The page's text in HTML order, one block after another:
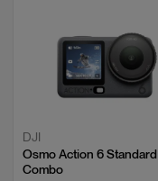
DJI
Osmo Action 6 Standard
Combo